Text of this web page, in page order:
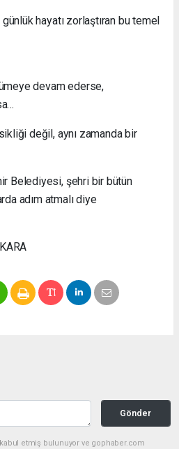
hayatı zorlaştıran bu temel
devam ederse,
değil, aynı zamanda bir
Belediyesi, şehri bir bütün
adım atmalı diye
Gönder
kabul etmiş bulunuyor ve gophaber.com